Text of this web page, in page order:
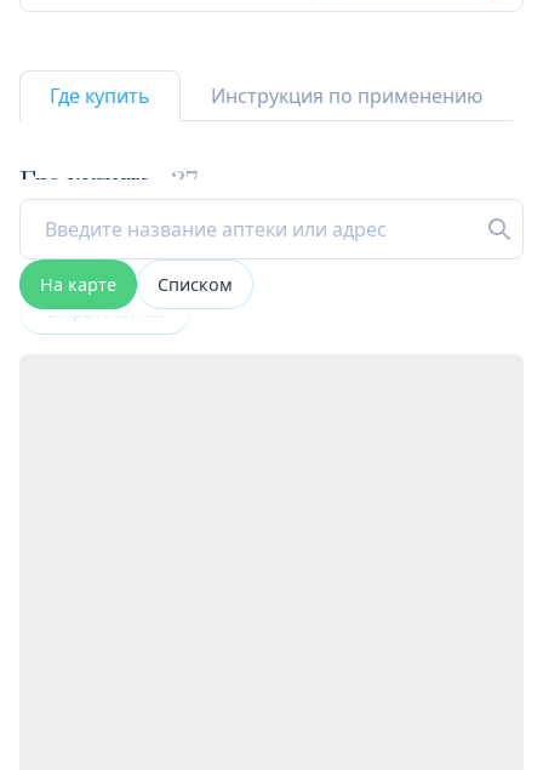
Где купить Инструкция по применению
Где купить 37
На карте Списком
Открыта сейчас